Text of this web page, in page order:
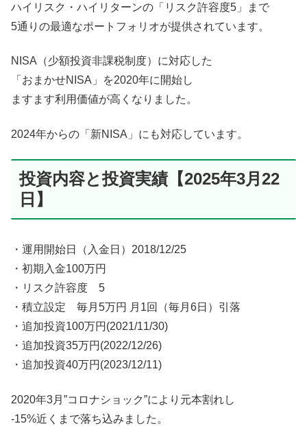
ハイリスク・ハイリターンの「リスク許容度5」まで
5通りの最適なポートフォリオが提供されています。
NISA（少額投資非課税制度）に対応した
「おまかせNISA」を2020年に開始し
ますます利用価値が高くなりました。
2024年からの「新NISA」にも対応しています。
投資内容と投資実績【2025年3月22
日】
・運用開始日（入金日）2018/12/25
・初期入金100万円
・リスク許容度 5
・積立設定 毎月5万円 月1回（毎月6日）引落
・追加投資100万円(2021/11/30)
・追加投資35万円(2022/12/26)
・追加投資40万円(2023/12/11)
2020年3月”コロナショック”により元本割れし
-15%近くまで落ち込みました。